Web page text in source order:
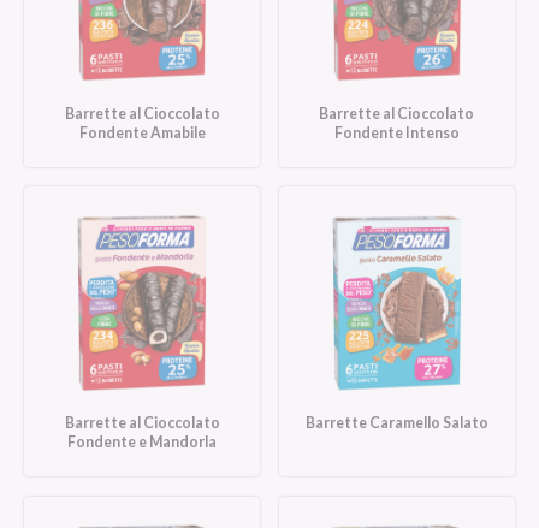
Barrette al Cioccolato
Fondente Amabile
Barrette al Cioccolato
Fondente Intenso
Barrette al Cioccolato
Fondente e Mandorla
Barrette Caramello Salato